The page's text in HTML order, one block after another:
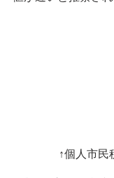
↑個人市民